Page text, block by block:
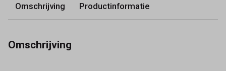
Omschrijving Productinformatie
Omschrijving